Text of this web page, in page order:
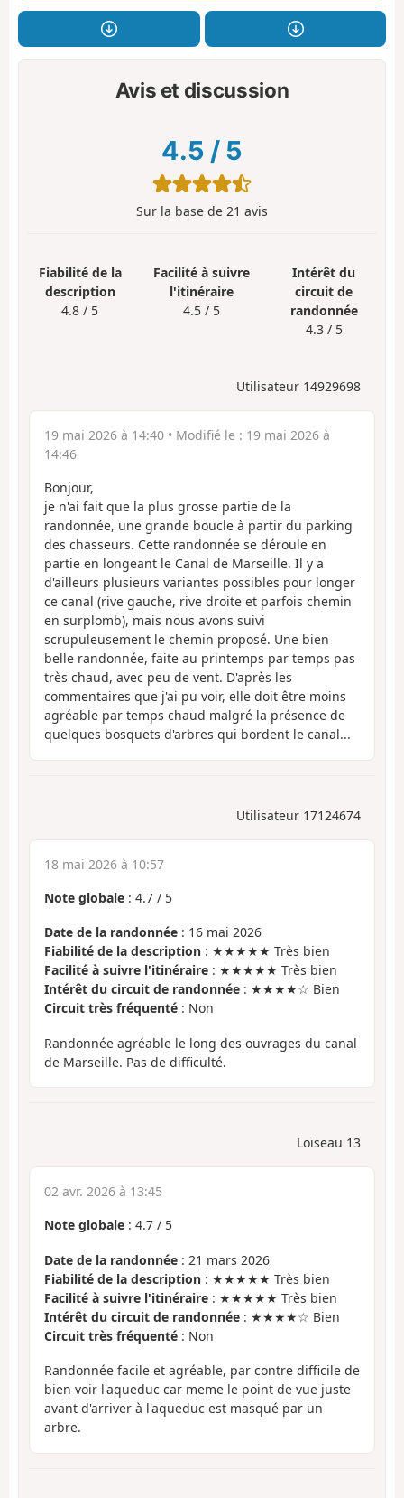
Avis et discussion
4.5 / 5
Sur la base de 21 avis
Fiabilité de la
description
4.8 / 5
Facilité à suivre
l'itinéraire
4.5 / 5
Intérêt du
circuit de
randonnée
4.3 / 5
Utilisateur 14929698
19 mai 2026 à 14:40 • Modifié le : 19 mai 2026 à
14:46
Bonjour,
je n'ai fait que la plus grosse partie de la
randonnée, une grande boucle à partir du parking
des chasseurs. Cette randonnée se déroule en
partie en longeant le Canal de Marseille. Il y a
d'ailleurs plusieurs variantes possibles pour longer
ce canal (rive gauche, rive droite et parfois chemin
en surplomb), mais nous avons suivi
scrupuleusement le chemin proposé. Une bien
belle randonnée, faite au printemps par temps pas
très chaud, avec peu de vent. D'après les
commentaires que j'ai pu voir, elle doit être moins
agréable par temps chaud malgré la présence de
quelques bosquets d'arbres qui bordent le canal...
Utilisateur 17124674
18 mai 2026 à 10:57
Note globale : 4.7 / 5
Date de la randonnée : 16 mai 2026
Fiabilité de la description : ★★★★★ Très bien
Facilité à suivre l'itinéraire : ★★★★★ Très bien
Intérêt du circuit de randonnée : ★★★★☆ Bien
Circuit très fréquenté : Non
Randonnée agréable le long des ouvrages du canal
de Marseille. Pas de difficulté.
Loiseau 13
02 avr. 2026 à 13:45
Note globale : 4.7 / 5
Date de la randonnée : 21 mars 2026
Fiabilité de la description : ★★★★★ Très bien
Facilité à suivre l'itinéraire : ★★★★★ Très bien
Intérêt du circuit de randonnée : ★★★★☆ Bien
Circuit très fréquenté : Non
Randonnée facile et agréable, par contre difficile de
bien voir l'aqueduc car meme le point de vue juste
avant d'arriver à l'aqueduc est masqué par un
arbre.